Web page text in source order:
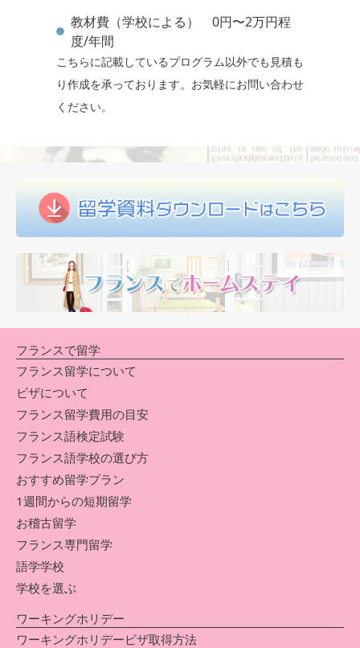
教材費（学校による） 0円〜2万円程
度/年間
こちらに記載しているプログラム以外でも見積も
り作成を承っております。お気軽にお問い合わせ
ください。
フランスで留学
フランス留学について
ビザについて
フランス留学費用の目安
フランス語検定試験
フランス語学校の選び方
おすすめ留学プラン
1週間からの短期留学
お稽古留学
フランス専門留学
語学学校
学校を選ぶ
ワーキングホリデー
ワーキングホリデービザ取得方法